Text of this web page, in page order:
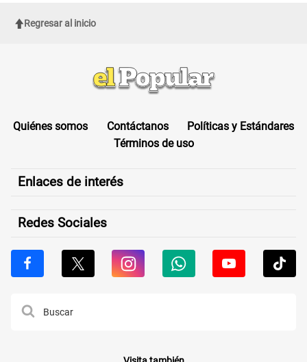
Regresar al inicio
Quiénes somos Contáctanos
Políticas y Estándares
Términos de uso
Enlaces de interés
Redes Sociales